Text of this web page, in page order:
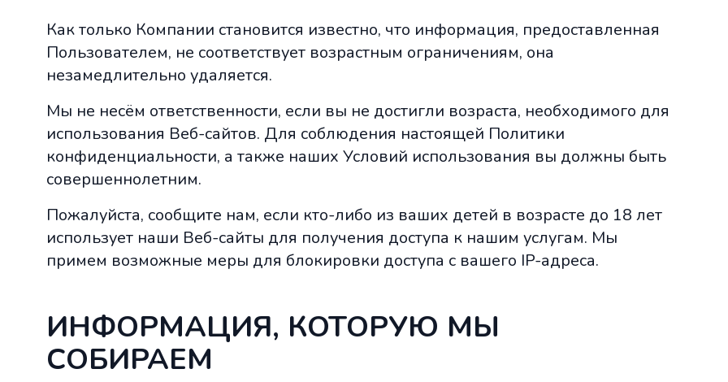
Как только Компании становится известно, что информация, предоставленная
Пользователем, не соответствует возрастным ограничениям, она
незамедлительно удаляется.
Мы не несём ответственности, если вы не достигли возраста, необходимого для
использования Веб-сайтов. Для соблюдения настоящей Политики
конфиденциальности, а также наших Условий использования вы должны быть
совершеннолетним.
Пожалуйста, сообщите нам, если кто-либо из ваших детей в возрасте до 18 лет
использует наши Веб-сайты для получения доступа к нашим услугам. Мы
примем возможные меры для блокировки доступа с вашего IP-адреса.
ИНФОРМАЦИЯ, КОТОРУЮ МЫ
СОБИРАЕМ